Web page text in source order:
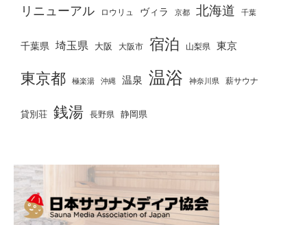
リニューアル ロウリュ ヴィラ 京都 北海道 千葉
千葉県 埼玉県 大阪 大阪市 宿泊 山梨県 東京
東京都 極楽湯 沖縄 温泉 温浴 神奈川県 薪サウナ
貸別荘 銭湯 長野県 静岡県